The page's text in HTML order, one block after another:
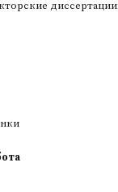
диссертации